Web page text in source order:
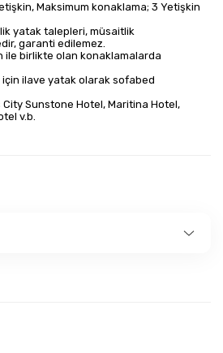
Maksimum konaklama; 3 Yetişkin
yatak talepleri, müsaitlik
garanti edilemez.
ile birlikte olan konaklamalarda
ilave yatak olarak sofabed
City Sunstone Hotel, Maritina Hotel,
v.b.